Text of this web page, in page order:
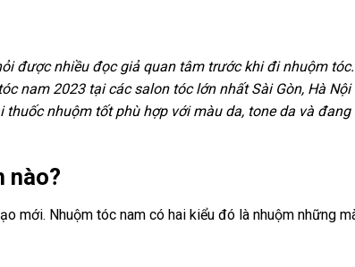
được nhiều đọc giả quan tâm trước khi đi nhuộm tóc.
nam 2023 tại các salon tóc lớn nhất Sài Gòn, Hà Nội
nhuộm tốt phù hợp với màu da, tone da và đang
nào?
mới. Nhuộm tóc nam có hai kiểu đó là nhuộm những